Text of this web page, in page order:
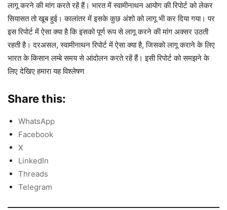
लागू करने की मांग करते रहें हैं। भारत में स्वामीनाथन आयोग की रिपोर्ट को लेकर
सियासत तो खूब हुई। कालांतर में इसके कुछ अंशो को लागू भी कर दिया गया। पर
इस रिपोर्ट में ऐसा क्या है कि इसको पूर्ण रूप से लागू करने की मांग अक्सर उठती
रहती है। दरअसल, स्वामीनाथन रिपोर्ट में ऐसा क्या है, जिसको लागू कराने के लिए
भारत के किसान लम्बे समय से आंदोलन करते रहें हैं। इसी रिपोर्ट को समझने के
लिए देखिए हमारा यह विश्लेषण
Share this:
WhatsApp
Facebook
X
LinkedIn
Threads
Telegram